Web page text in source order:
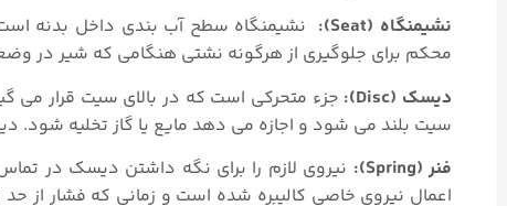
نشیمنگاه (Seat):
نشیمنگاه سطح آب بندی داخل بدنه
محکم برای جلوگیری از هرگونه نشتی هنگامی که شیر در
دیسک (Disc):
جزء متحرکی است که در بالای سیت قرار می
سیت بلند می شود و اجازه می دهد مایع یا گاز تخلیه شود.
فنر (Spring):
نیروی لازم را برای نگه داشتن دیسک در
اعمال نیروی خاصی کالیبره شده است و زمانی که فشار از حد